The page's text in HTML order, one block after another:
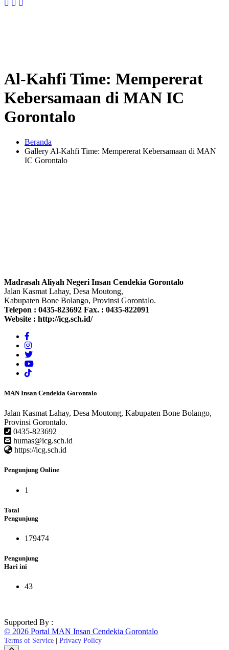
Al-Kahfi Time: Mempererat
Kebersamaan di MAN IC
Gorontalo
Beranda
Gallery Al-Kahfi Time: Mempererat Kebersamaan di MAN
IC Gorontalo
Madrasah Aliyah Negeri Insan Cendekia Gorontalo
Jalan Kasmat Lahay, Desa Moutong,
Kabupaten Bone Bolango, Provinsi Gorontalo.
Telepon : 0435-823692 Fax. : 0435-822091
Website : http://icg.sch.id/
MAN Insan Cendekia Gorontalo
Jalan Kasmat Lahay, Desa Moutong, Kabupaten Bone Bolango,
Provinsi Gorontalo.
0435-823692
humas@icg.sch.id
https://icg.sch.id
Pengunjung Online
1
Total
Pengunjung
179474
Pengunjung
Hari ini
43
Supported By :
© 2026 Portal MAN Insan Cendekia Gorontalo
Terms of Service | Privacy Policy